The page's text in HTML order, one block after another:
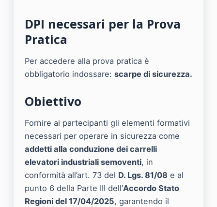
DPI necessari per la Prova
Pratica
Per accedere alla prova pratica è
obbligatorio indossare: scarpe di sicurezza.
Obiettivo
Fornire ai partecipanti gli elementi formativi
necessari per operare in sicurezza come
addetti alla conduzione dei carrelli
elevatori industriali semoventi, in
conformità all’art. 73 del D. Lgs. 81/08 e al
punto 6 della Parte III dell’Accordo Stato
Regioni del 17/04/2025, garantendo il